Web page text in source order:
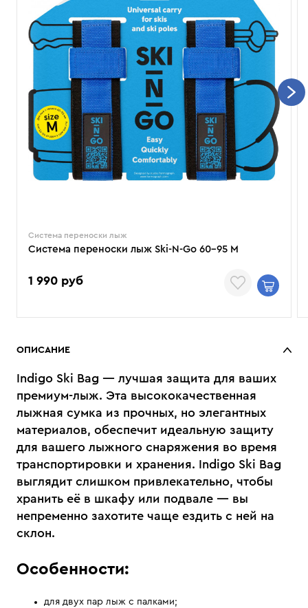
Система переноски лыж
Система переноски лыж Ski-N-Go 60-95 M
1 990 руб
ОПИСАНИЕ
Indigo Ski Bag — лучшая защита для ваших
премиум-лыж. Эта высококачественная
лыжная сумка из прочных, но элегантных
материалов, обеспечит идеальную защиту
для вашего лыжного снаряжения во время
транспортировки и хранения. Indigo Ski Bag
выглядит слишком привлекательно, чтобы
хранить её в шкафу или подвале — вы
непременно захотите чаще ездить с ней на
склон.
Особенности:
для двух пар лыж с палками;